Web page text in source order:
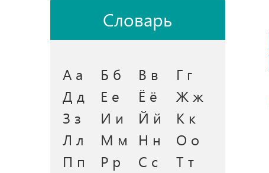
Словарь
А а Б б В в
Г г
Д д
Е е Ё ё
Ж ж
З з
И и Й й
К к
Л л
М м Н н
О о
П п
Р р С с
Т т